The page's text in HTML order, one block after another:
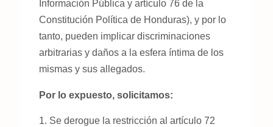
Información Pública y artículo 76 de la
Constitución Política de Honduras), y por lo
tanto, pueden implicar discriminaciones
arbitrarias y daños a la esfera íntima de los
mismas y sus allegados.
Por lo expuesto, solicitamos:
Se derogue la restricción al artículo 72